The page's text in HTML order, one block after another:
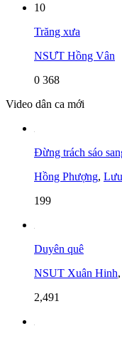
10
Trăng xưa
NSƯT Hồng Vân
0 368
Video dân ca mới
Đừng trách sáo
Hồng Phượng,
199
Duyên quê
NSUT Xuân Hinh,
2,491